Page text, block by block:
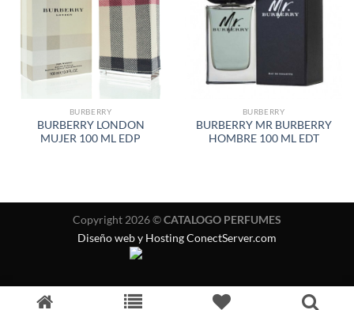
LISTA
DE
DESEOS
BURBERRY
BURBERRY LONDON
MUJER 100 ML EDP
BURBERRY
BURBERRY MR BURBERRY
HOMBRE 100 ML EDT
Copyright 2026 ©CATALOGO PERFUMES
Diseño web y Hosting ConectServer.com